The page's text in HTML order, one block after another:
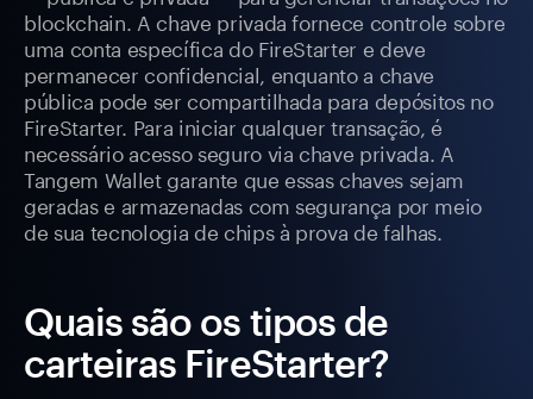
blockchain. A chave privada fornece controle sobre
uma conta específica do FireStarter e deve
permanecer confidencial, enquanto a chave
pública pode ser compartilhada para depósitos no
FireStarter. Para iniciar qualquer transação, é
necessário acesso seguro via chave privada. A
Tangem Wallet garante que essas chaves sejam
geradas e armazenadas com segurança por meio
de sua tecnologia de chips à prova de falhas.
Quais são os tipos de
carteiras FireStarter?